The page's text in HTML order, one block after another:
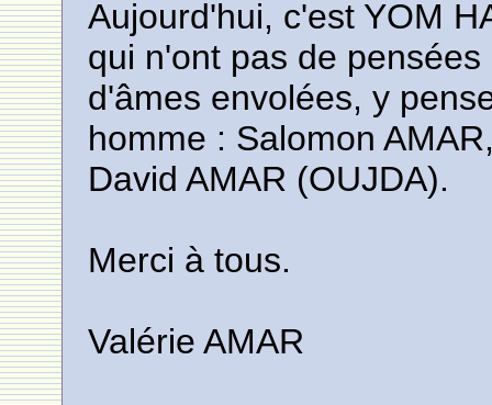
Aujourd'hui, c'est YOM
qui n'ont pas de
d'âmes envolées, y
homme : Salomon
David AMAR (OUJDA).
Merci à tous.
Valérie AMAR